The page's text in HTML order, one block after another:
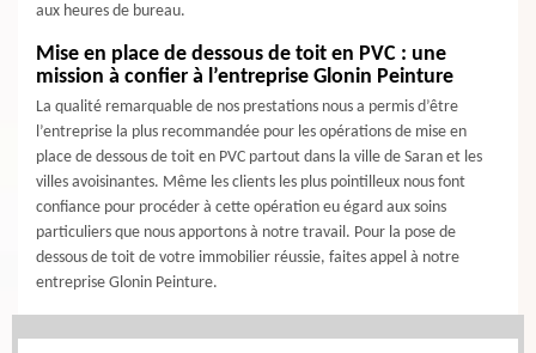
aux heures de bureau.
Mise en place de dessous de toit en PVC : une
mission à confier à l’entreprise Glonin Peinture
La qualité remarquable de nos prestations nous a permis d’être
l’entreprise la plus recommandée pour les opérations de mise en
place de dessous de toit en PVC partout dans la ville de Saran et les
villes avoisinantes. Même les clients les plus pointilleux nous font
confiance pour procéder à cette opération eu égard aux soins
particuliers que nous apportons à notre travail. Pour la pose de
dessous de toit de votre immobilier réussie, faites appel à notre
entreprise Glonin Peinture.